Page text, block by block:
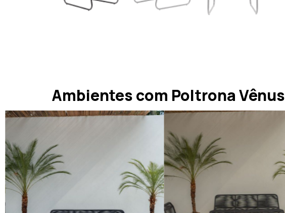
Ambientes com Poltrona Vênus